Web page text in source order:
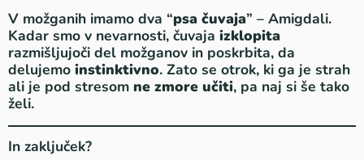
V možganih imamo dva “psa čuvaja” – Amigdali.
Kadar smo v nevarnosti, čuvaja izklopita
razmišljujoči del možganov in poskrbita, da
delujemo instinktivno. Zato se otrok, ki ga je strah
ali je pod stresom ne zmore učiti, pa naj si še tako
želi.
In zaključek?